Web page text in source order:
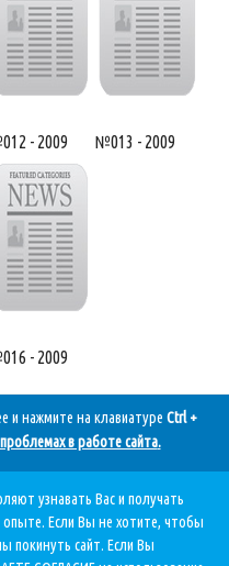
- 2009 №013 - 2009
- 2009
и нажмите на клавиатуре Ctrl +
в работе сайта.
узнавать Вас и получать
Если Вы не хотите, чтобы
покинуть сайт. Если Вы